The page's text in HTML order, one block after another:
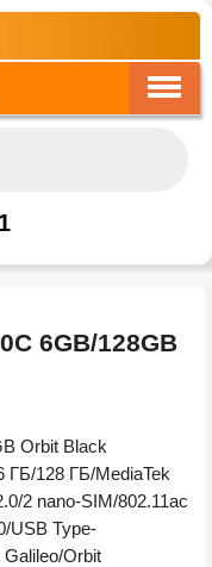
6GB/128GB
Orbit Black
ГБ/128 ГБ/MediaTek
2 nano-SIM/802.11ac
USB Type-
Orbit